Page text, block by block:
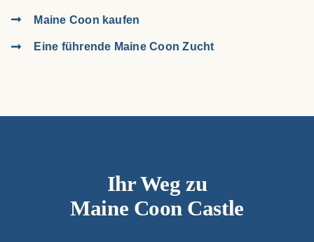
Maine Coon kaufen
Eine führende Maine Coon Zucht
Ihr Weg zu
Maine Coon Castle